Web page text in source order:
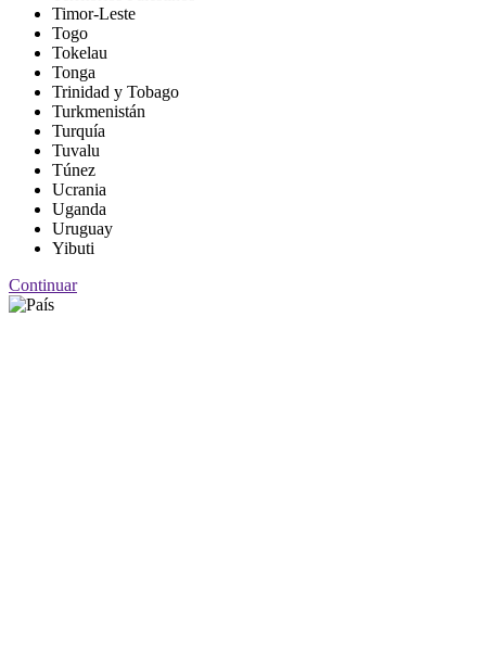
Timor-Leste
Togo
Tokelau
Tonga
Trinidad y Tobago
Turkmenistán
Turquía
Tuvalu
Túnez
Ucrania
Uganda
Uruguay
Yibuti
Continuar